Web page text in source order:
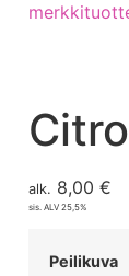
alk. 8,00 €
sis. ALV 25,5%
Peilikuva